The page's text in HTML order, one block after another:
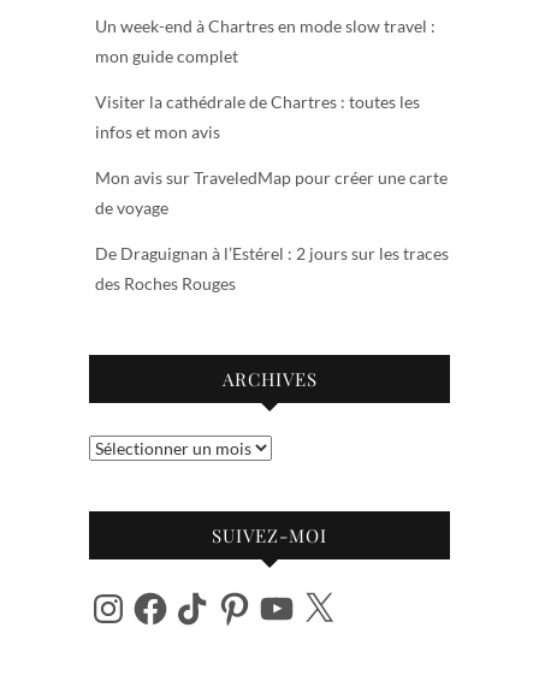
Un week-end à Chartres en mode slow travel :
mon guide complet
Visiter la cathédrale de Chartres : toutes les
infos et mon avis
Mon avis sur TraveledMap pour créer une carte
de voyage
De Draguignan à l’Estérel : 2 jours sur les traces
des Roches Rouges
ARCHIVES
Archives
SUIVEZ-MOI
InstagramFacebook
TikTok PinterestYouTube
X